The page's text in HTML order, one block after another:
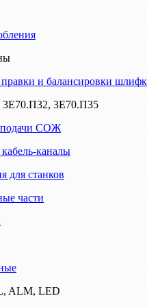
и балансировки
3Е70.П35
подачи СОЖ
каналы
для станков
части
ALM, LED